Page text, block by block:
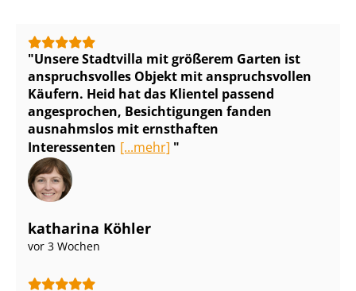
Unsere Stadtvilla mit größerem Garten ist
anspruchsvolles Objekt mit anspruchsvollen
Käufern. Heid hat das Klientel passend
angesprochen, Besichtigungen fanden
ausnahmslos mit ernsthaften
Interessenten [...mehr]
katharina Köhler
vor 3 Wochen